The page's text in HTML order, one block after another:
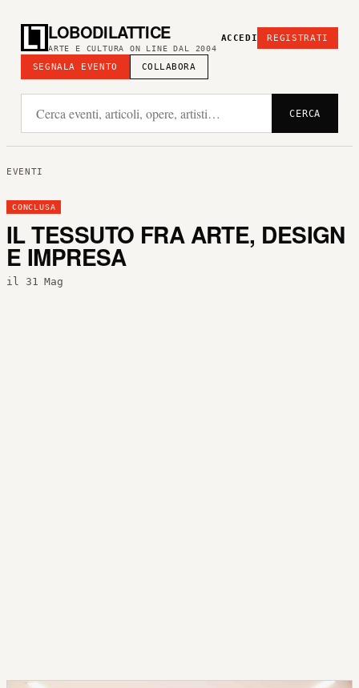
LOBODILATTICE
ARTE E CULTURA ON LINE DAL 2004
SEGNALA EVENTO COLLABORA
ACCEDI REGISTRATI
CERCA
EVENTI
CONCLUSA
IL TESSUTO FRA ARTE, DESIGN
E IMPRESA
il 31 Mag